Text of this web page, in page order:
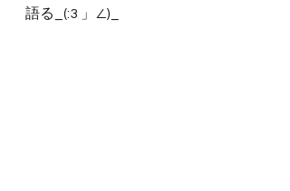
語る_(:3 」∠)_